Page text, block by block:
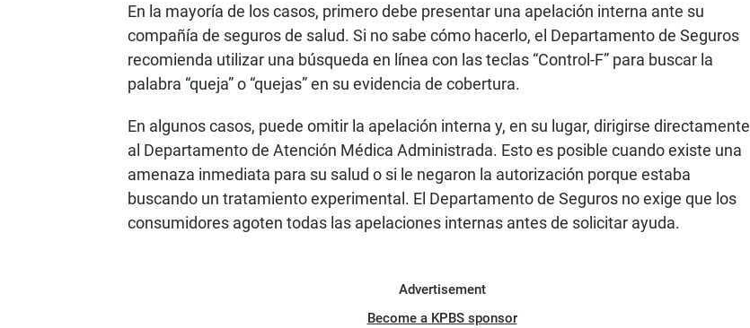
En la mayoría de los casos, primero debe presentar una apelación interna ante su
compañía de seguros de salud. Si no sabe cómo hacerlo, el Departamento de Seguros
recomienda utilizar una búsqueda en línea con las teclas “Control-F” para buscar la
palabra “queja” o “quejas” en su evidencia de cobertura.
En algunos casos, puede omitir la apelación interna y, en su lugar, dirigirse directamente
al Departamento de Atención Médica Administrada. Esto es posible cuando existe una
amenaza inmediata para su salud o si le negaron la autorización porque estaba
buscando un tratamiento experimental. El Departamento de Seguros no exige que los
consumidores agoten todas las apelaciones internas antes de solicitar ayuda.
Advertisement
Become a KPBS sponsor